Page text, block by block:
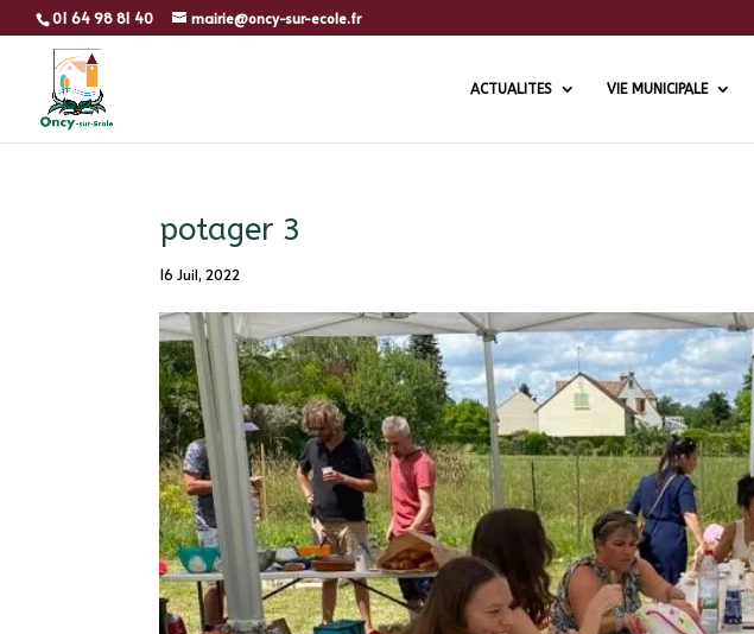
01 64 98 81 40 mairie@oncy-sur-ecole.fr
ACTUALITES VIE MUNICIPALE
potager 3
16 Juil, 2022